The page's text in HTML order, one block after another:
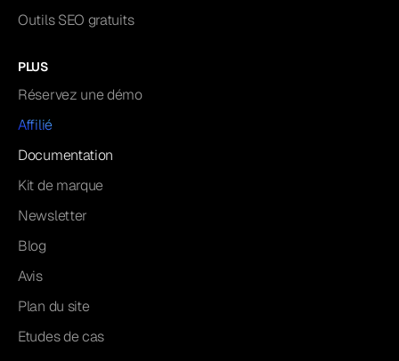
Outils SEO gratuits
PLUS
Réservez une démo
Affilié
Documentation
Kit de marque
Newsletter
Blog
Avis
Plan du site
Etudes de cas